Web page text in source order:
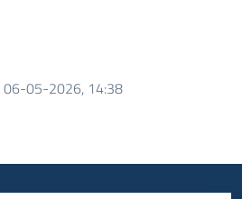
06-05-2026, 14:38